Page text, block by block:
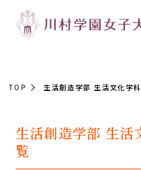
TOP 生活創造学部 生活文化学
生活創造学部 生
覧